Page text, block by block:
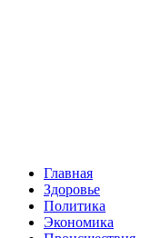
Главная
Здоровье
Политика
Экономика